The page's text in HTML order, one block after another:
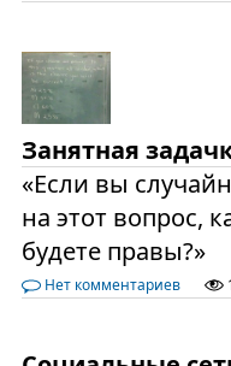
Занятная
«Если вы
на этот вопрос,
будете правы?»
Нет комментариев